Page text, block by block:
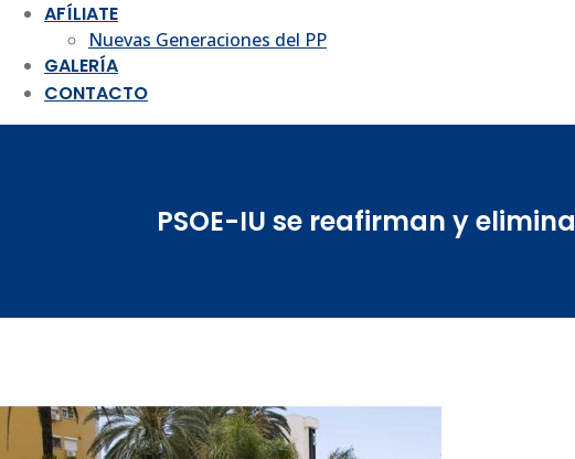
AFÍLIATE
Nuevas Generaciones del PP
GALERÍA
CONTACTO
PSOE-IU se reafirman y